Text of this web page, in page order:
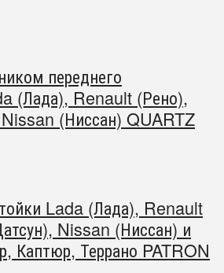
переднего
(Лада), Renault (Рено),
(Ниссан) QUARTZ
Lada (Лада), Renault
Nissan (Ниссан) и
Каптюр, Террано PATRON